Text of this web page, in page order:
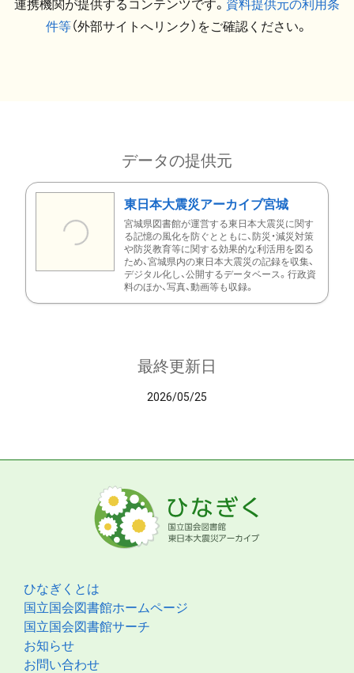
連携機関が提供するコンテンツです。 資料提供元の利用条
件等（外部サイトへリンク）をご確認ください。
データの提供元
東日本大震災アーカイブ宮城
宮城県図書館が運営する東日本大震災に関す
る記憶の風化を防ぐとともに、防災・減災対策
や防災教育等に関する効果的な利活用を図る
ため、宮城県内の東日本大震災の記録を収集、
デジタル化し、公開するデータベース。行政資
料のほか、写真、動画等も収録。
最終更新日
2026/05/25
ひなぎくとは
国立国会図書館ホームページ
国立国会図書館サーチ
お知らせ
お問い合わせ